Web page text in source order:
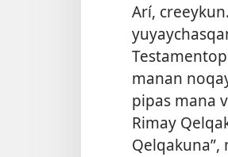
Arí,
manan
pipas mana
Rimay
Qelqakuna”,